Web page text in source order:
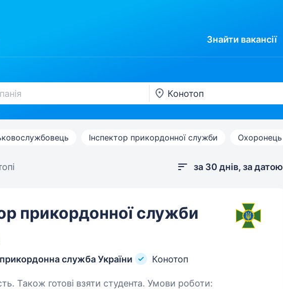
Знайти вакансії
Інспектор прикордонної служби Охоронець
за 30 днів, за датою
прикордонної служби
служба України
Конотоп
готові взяти студента. Умови роботи: